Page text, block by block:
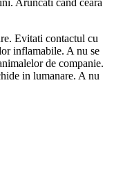
Aruncati cand ceara
Evitati contactul cu
inflamabile. A nu se
de companie.
in lumanare. A nu